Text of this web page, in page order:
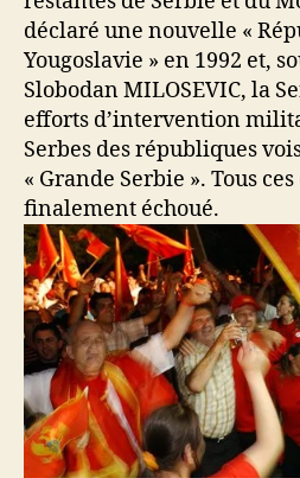
déclaré une nouvelle «
Yougoslavie » en 1992 et,
Slobodan MILOSEVIC, la
efforts d’intervention
Serbes des républiques
« Grande Serbie ». Tous
finalement échoué.